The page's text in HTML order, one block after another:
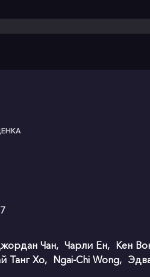
Чан, Чарли Ен, Кен
Танг Хо, Ngai-Chi Wong,